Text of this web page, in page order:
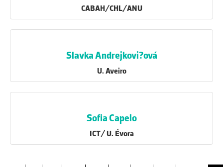
CABAH/CHL/ANU
Slavka Andrejkovi?ová
U. Aveiro
Sofia Capelo
ICT/ U. Évora